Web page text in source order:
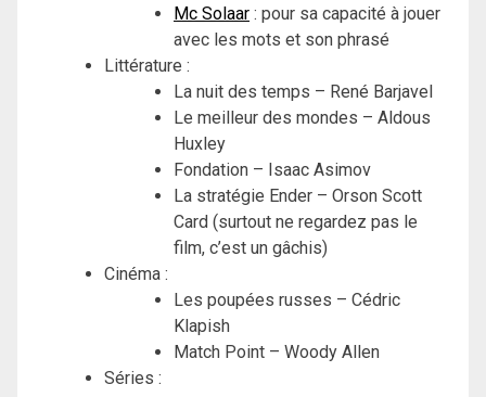
Mc Solaar : pour sa capacité à jouer
avec les mots et son phrasé
Littérature :
La nuit des temps – René Barjavel
Le meilleur des mondes – Aldous
Huxley
Fondation – Isaac Asimov
La stratégie Ender – Orson Scott
Card (surtout ne regardez pas le
film, c’est un gâchis)
Cinéma :
Les poupées russes – Cédric
Klapish
Match Point – Woody Allen
Séries :